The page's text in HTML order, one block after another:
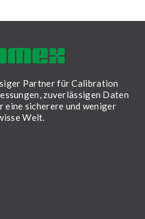
Partner für Calibration
zuverlässigen Daten
eine sicherere und weniger
Welt.